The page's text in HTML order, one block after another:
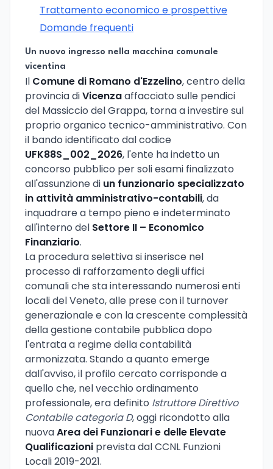
Trattamento economico e prospettive
Domande frequenti
Un nuovo ingresso nella macchina comunale
vicentina
Il Comune di Romano d'Ezzelino, centro della
provincia diVicenzaaffacciato sulle pendici
del Massiccio del Grappa, torna a investire sul
proprio organico tecnico-amministrativo. Con
il bando identificato dal codice
UFK88S_002_2026, l'ente ha indetto un
concorso pubblico per soli esami finalizzato
all'assunzione di un funzionario specializzato
in attività amministrativo-contabili, da
inquadrare a tempo pieno e indeterminato
all'interno del Settore II – Economico
Finanziario.
La procedura selettiva si inserisce nel
processo di rafforzamento degli uffici
comunali che sta interessando numerosi enti
locali del Veneto, alle prese con il turnover
generazionale e con la crescente complessità
della gestione contabile pubblica dopo
l'entrata a regime della contabilità
armonizzata. Stando a quanto emerge
dall'avviso, il profilo cercato corrisponde a
quello che, nel vecchio ordinamento
professionale, era definito Istruttore Direttivo
Contabile categoria D, oggi ricondotto alla
nuovaArea dei Funzionari e delle Elevate
Qualificazioni prevista dal CCNL Funzioni
Locali 2019-2021.